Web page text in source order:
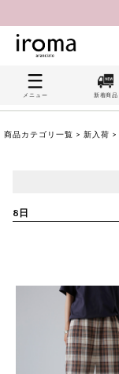
メニュー 新着商品
商品カテゴリ一覧 > 新入荷 >
8日